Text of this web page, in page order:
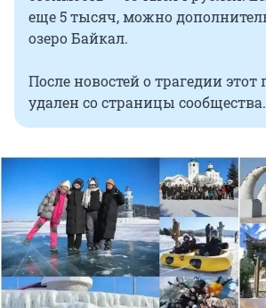
еще 5 тысяч, можно
озеро Байкал.
После новостей о трагедии этот
удален со страницы сообщества.